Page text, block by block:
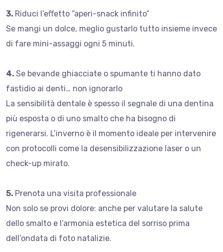
3. Riduci l’eﬀetto “aperi-snack infinito”
Se mangi un dolce, meglio gustarlo tutto insieme invece
di fare mini-assaggi ogni 5 minuti.
4. Se bevande ghiacciate o spumante ti hanno dato
fastidio ai denti… non ignorarlo
La sensibilità dentale è spesso il segnale di una dentina
più esposta o di uno smalto che ha bisogno di
rigenerarsi. L’inverno è il momento ideale per intervenire
con protocolli come la desensibilizzazione laser o un
check-up mirato.
5. Prenota una visita professionale
Non solo se provi dolore: anche per valutare la salute
dello smalto e l’armonia estetica del sorriso prima
dell’ondata di foto natalizie.